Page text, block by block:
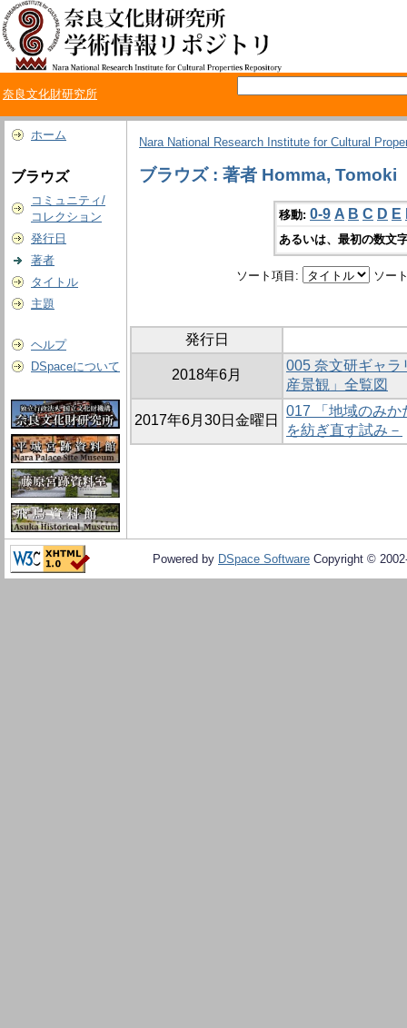
奈良文化財研究所
ホーム
ブラウズ
コミュニティ/
コレクション
発行日
著者
タイトル
主題
ヘルプ
DSpaceについて
Nara National Research Institute for Cultural
ブラウズ : 著者 Homma, Tomoki
移動: 0-9 A B C D E
あるいは、最初の数文
ソート項目: ソー
発行日
2018年6月
005 奈文研ギャラ
産景観」全覧図
2017年6月30日金曜日
017 「地域のみか
を紡ぎ直す試み－
Powered by DSpace Software Copyright ©